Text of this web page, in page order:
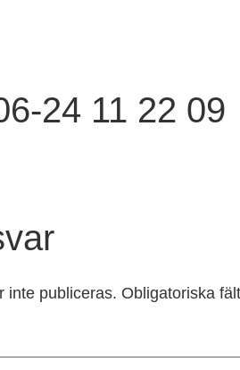
24 11 22 09
inte publiceras. Obligatoriska